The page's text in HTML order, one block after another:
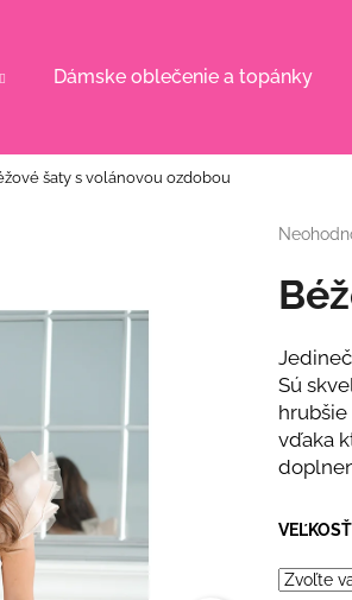
Dámske oblečenie a topánky
šaty s volánovou ozdobou
produktu
je
5
Sú
vďaka
VEĽKOSŤ
Odporúčame
SPOLOČENSKÉ RUŽOVÉ ŠATY S
A PADNUTÝMI RAMENAMI
€90